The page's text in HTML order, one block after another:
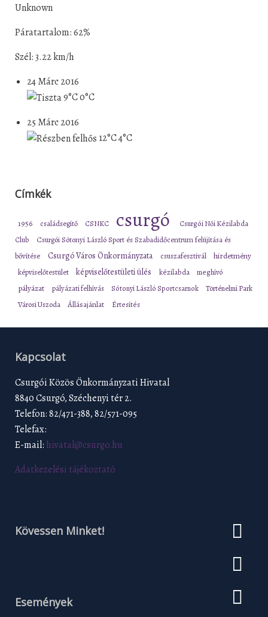
Unknown
Páratartalom: 62%
Szél: 3.22 km/h
24 Márc 2016
9°C0°C
25 Márc 2016
12°C4°C
Címkék
1956 családsegítő CSNKC csurgó
Csurgói Női Kézilabda
Club
Csurgói Sótonyi László Sport és Szabadidőcentrum felújítása és
bővítése
Csurgó Város Önkormányzata csuszafesztivál hirdetmény
képviselőtestület képviselőtestületi ülés kézilabda meghívó
pályázat pályázati felhívás Sótonyi László Sportcsarnok
Történelmi Park
Városi Uszoda
Állásajánlat Értesítés
Kapcsolat
Csurgói Közös Önkormányzati Hivatal
8840 Csurgó, Széchenyi tér 2.
Telefon: 82/471-388, 82/571-095
Telefax:
E-mail: hivatal@csurgo.hu
Adatkezelési tájékoztató
Kövessen Minket!
Események